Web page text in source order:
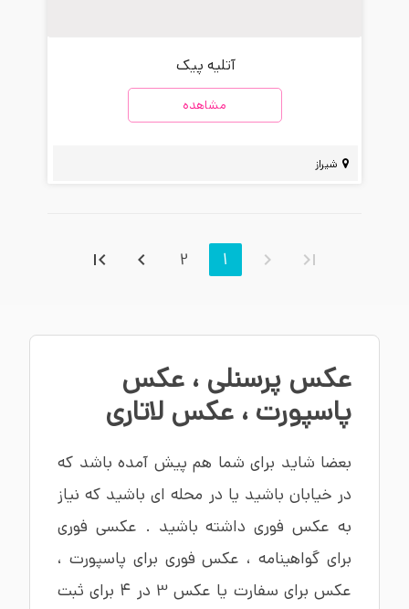
آتلیه پیک
مشاهده
شیراز
1
2
عکس پرسنلی ، عکس
پاسپورت ، عکس لاتاری
بعضا شاید برای شما هم پیش آمده باشد که
در خیابان باشید یا در محله ای باشید که نیاز
به عکس فوری داشته باشید . عکسی فوری
برای گواهینامه ، عکس فوری برای پاسپورت ،
عکس برای سفارت یا عکس 3 در 4 برای ثبت